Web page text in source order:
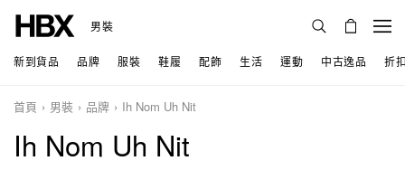
男裝
新到貨品 品牌 服裝 鞋履 配飾 生活 運動 中古逸品 折
首頁 男裝 品牌 Ih Nom Uh Nit
Ih Nom Uh Nit